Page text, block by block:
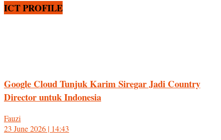
ICT PROFILE
Google Cloud Tunjuk Karim Siregar Jadi Country
Director untuk Indonesia
Fauzi
23 June 2026 | 14:43